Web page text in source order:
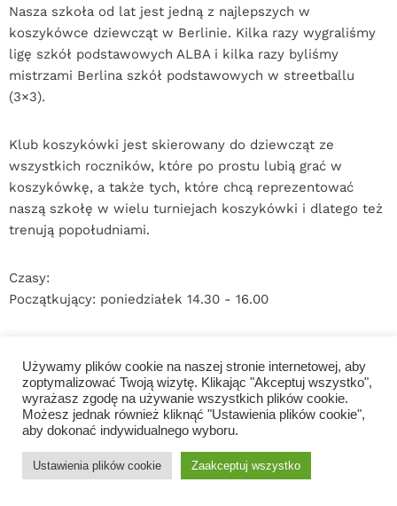
Nasza szkoła od lat jest jedną z najlepszych w
koszykówce dziewcząt w Berlinie. Kilka razy wygraliśmy
ligę szkół podstawowych ALBA i kilka razy byliśmy
mistrzami Berlina szkół podstawowych w streetballu
(3×3).
Klub koszykówki jest skierowany do dziewcząt ze
wszystkich roczników, które po prostu lubią grać w
koszykówkę, a także tych, które chcą reprezentować
naszą szkołę w wielu turniejach koszykówki i dlatego też
trenują popołudniami.
Czasy:
Początkujący: poniedziałek 14.30 - 16.00
Używamy plików cookie na naszej stronie internetowej, aby
zoptymalizować Twoją wizytę. Klikając "Akceptuj wszystko",
wyrażasz zgodę na używanie wszystkich plików cookie.
Możesz jednak również kliknąć "Ustawienia plików cookie",
aby dokonać indywidualnego wyboru.
Ustawienia plików cookie Zaakceptuj wszystko